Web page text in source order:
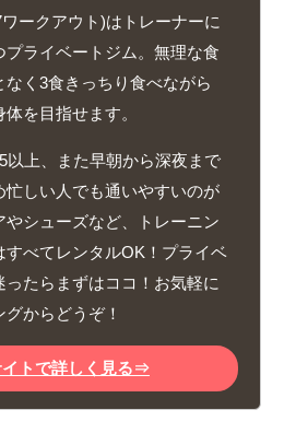
ークアウト)はトレーナーに
プライベートジム。無理な食
く3食きっちり食べながら
を目指せます。
以上、また早朝から深夜まで
忙しい人でも通いやすいのが
やシューズなど、トレーニン
すべてレンタルOK！プライベ
ったらまずはココ！お気軽に
からどうぞ！
イトで詳しく見る⇒